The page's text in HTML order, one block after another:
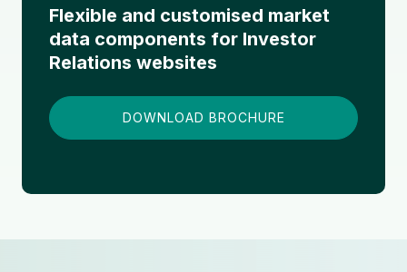
Flexible and customised market
data components for Investor
Relations websites
DOWNLOAD BROCHURE